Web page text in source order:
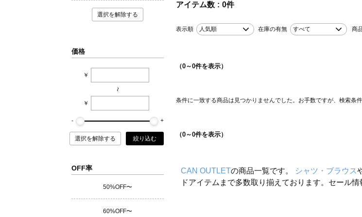
選択を解除する
価格
￥
~
￥
選択を解除する 絞り込む
OFF率
50%OFF〜
60%OFF〜
アイテム数 0件
表示順 人気順 在庫の有無 すべて 商
（0～0件を表示）
条件に一致する商品は見つかりませんでした。お手数ですが、検索条
（0～0件を表示）
CAN OUTLETの商品一覧です。 シャツ・ブラウス
ドアイテムまで多数取り揃えております。セール